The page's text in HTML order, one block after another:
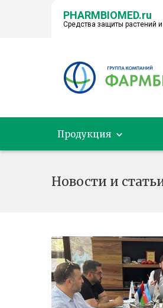
PHARMBIOMED.ru
Средства защиты растений
← НА
Продукция
Новости и